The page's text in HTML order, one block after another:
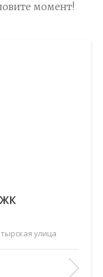
момент!
ЖК
улица
74.27/41.32/17.27
3